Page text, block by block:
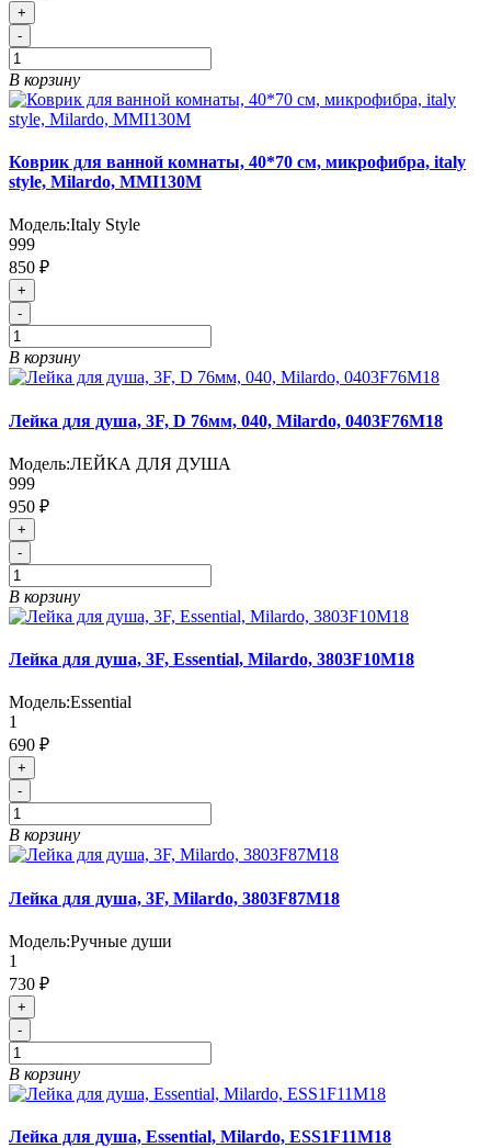
+
-
В корзину
Коврик для ванной комнаты, 40*70 см, микрофибра, italy
style, Milardo, MMI130M
Модель:Italy Style
999
850 ₽
+
-
В корзину
Лейка для душа, 3F, D 76мм, 040, Milardo, 0403F76M18
Модель:ЛЕЙКА ДЛЯ ДУША
999
950 ₽
+
-
В корзину
Лейка для душа, 3F, Essential, Milardo, 3803F10M18
Модель:Essential
1
690 ₽
+
-
В корзину
Лейка для душа, 3F, Milardo, 3803F87M18
Модель:Ручные души
1
730 ₽
+
-
В корзину
Лейка для душа, Essential, Milardo, ESS1F11M18